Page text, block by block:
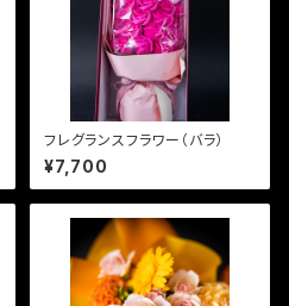
フレグランスフラワー（バラ）
¥7,700